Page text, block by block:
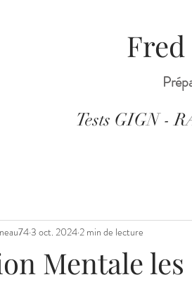
Tests GIGN -
Mentale
3 oct. 2024 2 min de lecture